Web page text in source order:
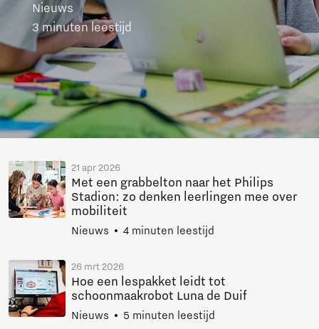
Nieuws
3 minuten leestijd
21 apr 2026
Met een grabbelton naar het Philips
Stadion: zo denken leerlingen mee over
mobiliteit
Nieuws 4 minuten leestijd
26 mrt 2026
Hoe een lespakket leidt tot
schoonmaakrobot Luna de Duif
Nieuws 5 minuten leestijd